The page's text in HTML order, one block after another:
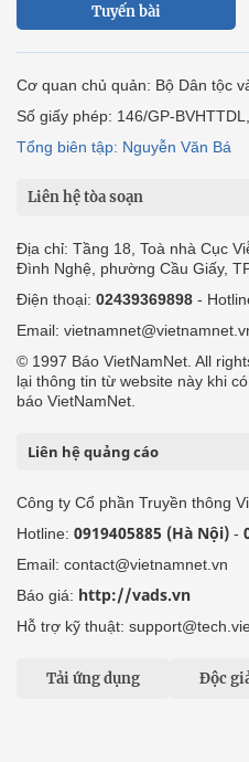
Tuyến bài
Cơ quan chủ quản: Bộ Dân tộc
Số giấy phép: 146/GP-
Tổng biên tập: Nguyễn Văn Bá
Liên hệ tòa soạn
Địa chỉ: Tầng 18, Toà nhà Cục
Đình Nghệ, phường Cầu Giấy,
Điện thoại: 02439369898 -
Email:
© 1997 Báo VietNamNet. All
lại thông tin từ website này khi
báo VietNamNet.
Liên hệ quảng cáo
Công ty Cổ phần Truyền thông
Hotline: 0919405885 (Hà Nội) -
Email: contact@vietnamnet.vn
Báo giá: http://vads.vn
Hỗ trợ kỹ thuật:
Tải ứng dụng Độc